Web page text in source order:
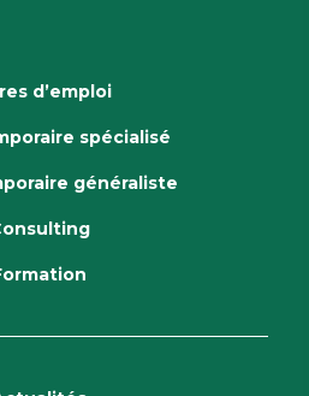
d’emploi
spécialisé
généraliste